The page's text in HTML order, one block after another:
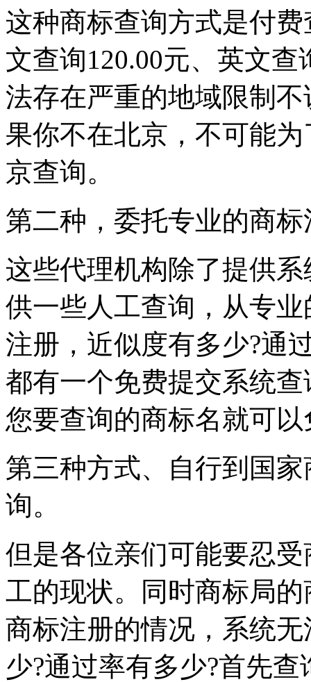
这种商标查询方式是付
文查询120.00元、英文
法存在严重的地域限制
果你不在北京，不可能
京查询。
第二种，委托专业的商
这些代理机构除了提供
供一些人工查询，从专
注册，近似度有多少?通
都有一个免费提交系统
您要查询的商标名就可
第三种方式、自行到国
询。
但是各位亲们可能要忍
工的现状。同时商标局
商标注册的情况，系统
少?通过率有多少?首先